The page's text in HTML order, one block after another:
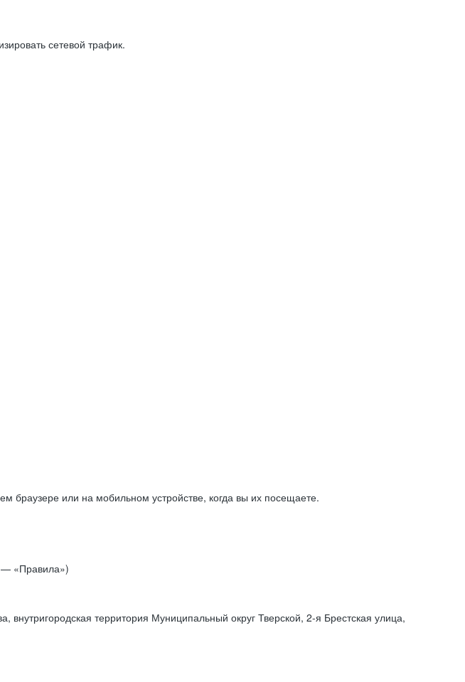
сетевой трафик.
или на мобильном устройстве, когда вы их посещаете.
— «Правила»)
территория Муниципальный округ Тверской, 2-я Брестская улица,